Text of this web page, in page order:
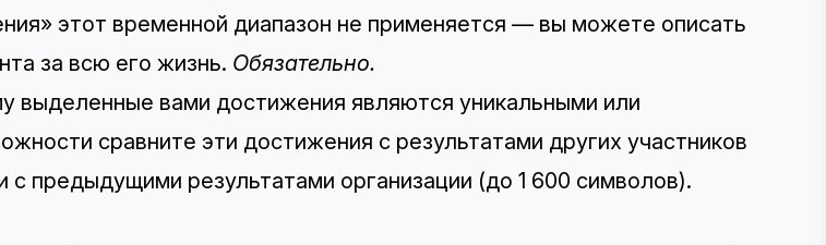
этот временной диапазон не применяется — вы можете описать
за всю его жизнь. Обязательно.
выделенные вами достижения являются уникальными или
сравните эти достижения с результатами других участников
с предыдущими результатами организации (до 1 600 символов).